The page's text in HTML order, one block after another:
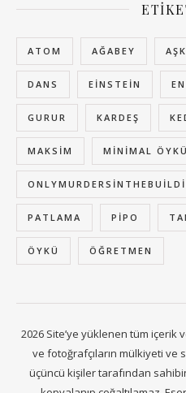
ATOM AĞABEY AŞK
DANS EINSTEIN
GURUR KARDEŞ
MAKSIM MINIMAL ÖYKÜ
PATLAMA PIPO
ÖYKÜ ÖĞRETMEN
2026 Site’ye yüklenen tüm
ve fotoğrafçıların mülkiyeti ve
üçüncü kişiler tarafından